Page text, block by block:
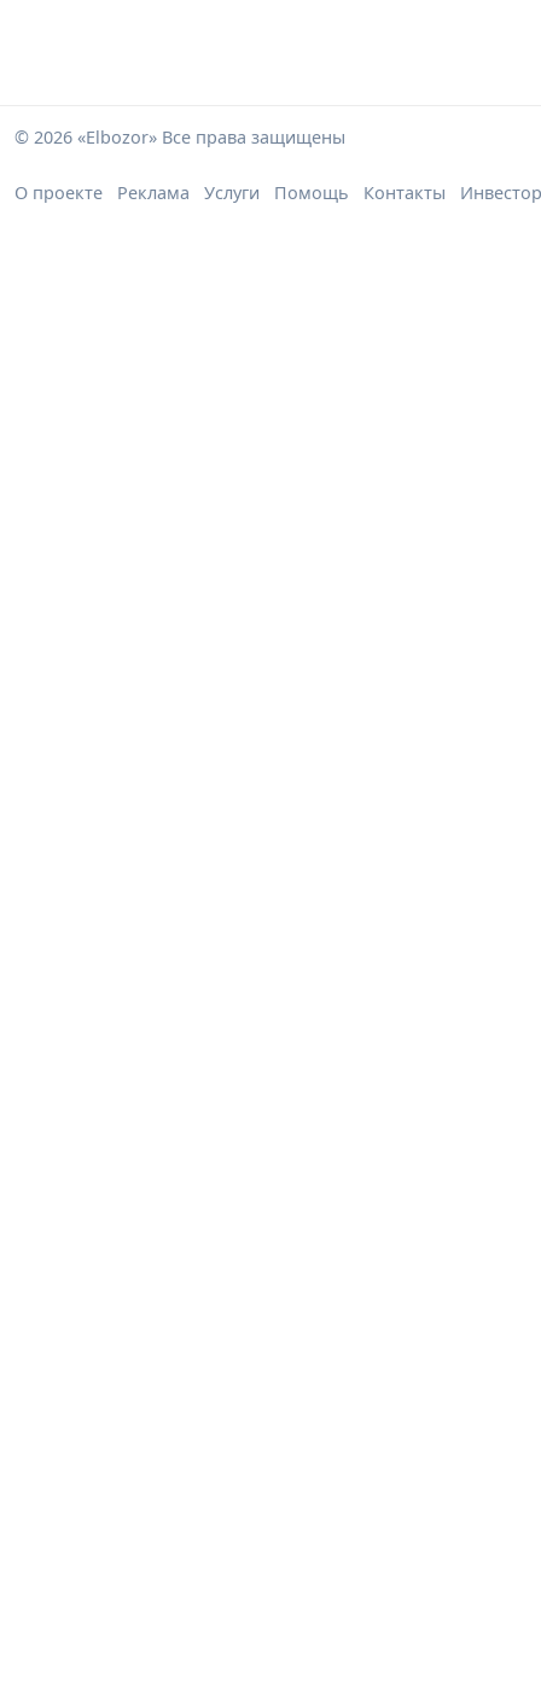
© 2026 «Elbozor» Все права защищены
О проекте Реклама Услуги Помощь Контакты